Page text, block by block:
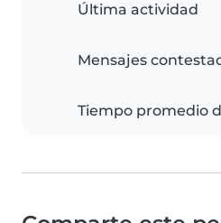
Última actividad
Mensajes
Tiempo promedio